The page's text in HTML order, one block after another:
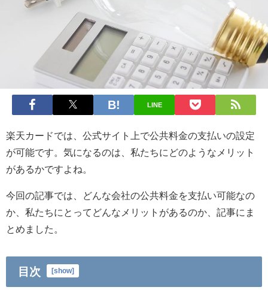
LINE
楽天カードでは、公式サイト上で公共料金の支払いの設定
が可能です。気になるのは、私たちにどのようなメリット
があるかですよね。
今回の記事では、どんな会社の公共料金を支払い可能なの
か、私たちにとってどんなメリットがあるのか、記事にま
とめました。
目次 show]